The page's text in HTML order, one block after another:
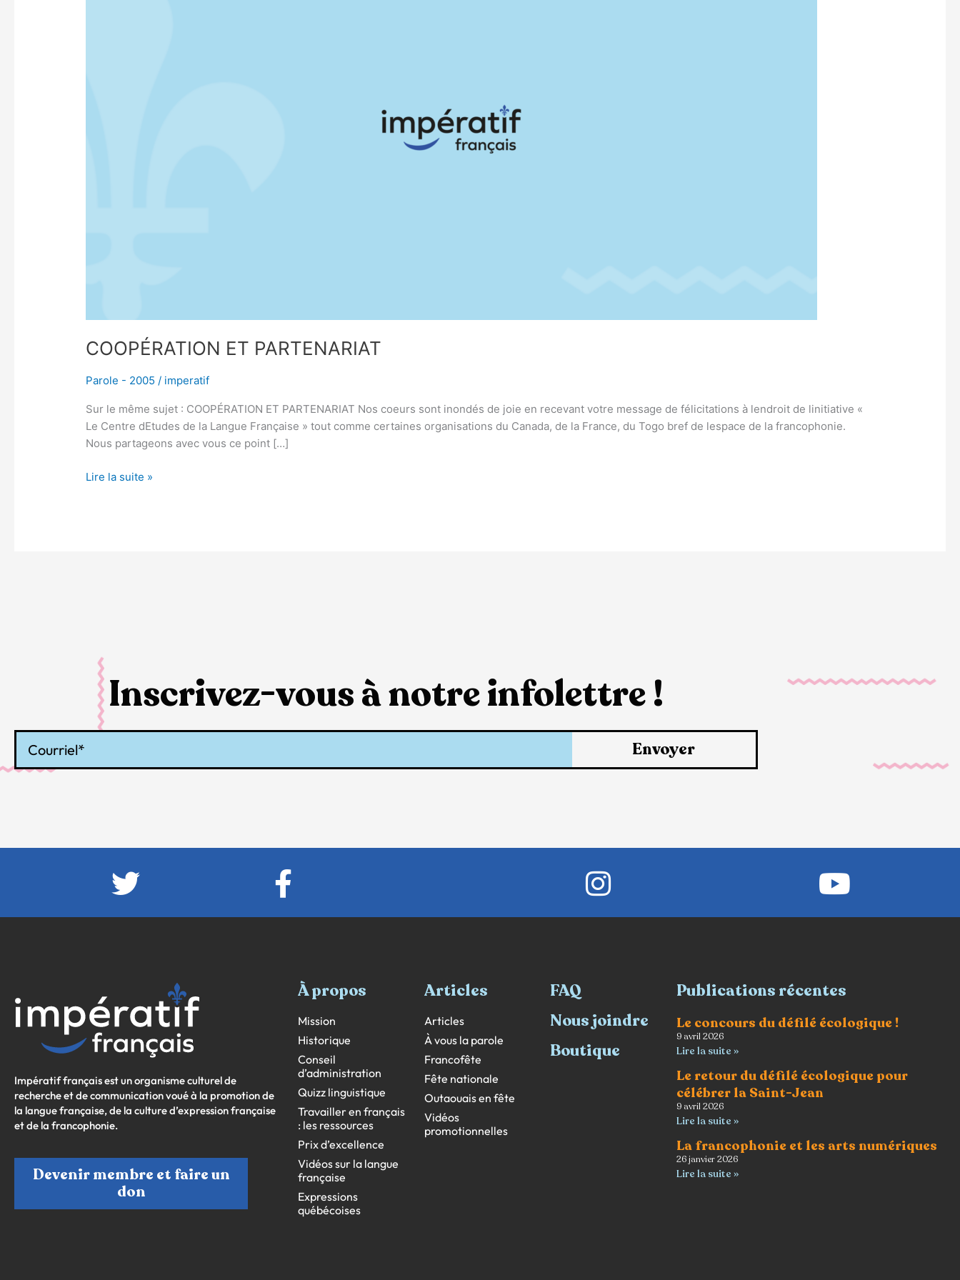
COOPÉRATION ET PARTENARIAT
Parole - 2005 / imperatif
Sur le même sujet : COOPÉRATION ET PARTENARIAT Nos coeurs sont inondés de joie en recevant votre message de félicitations à lendroit de linitiative «
Le Centre dEtudes de la Langue Française » tout comme certaines organisations du Canada, de la France, du Togo bref de lespace de la francophonie.
Nous partageons avec vous ce point […]
Lire la suite »
Inscrivez-vous à notre infolettre !
Envoyer
Impératif français est un organisme culturel de
recherche et de communication voué à la promotion de
la langue française, de la culture d’expression française
et de la francophonie.
Devenir membre et faire un
don
À propos
Mission
Historique
Conseil
d’administration
Quizz linguistique
Travailler en français
: les ressources
Prix d’excellence
Vidéos sur la langue
française
Expressions
québécoises
Articles
Articles
À vous la parole
Francofête
Fête nationale
Outaouais en fête
Vidéos
promotionnelles
FAQ
Nous joindre
Boutique
Publications récentes
Le concours du défilé écologique !
9 avril 2026
Lire la suite »
Le retour du défilé écologique pour
célébrer la Saint-Jean
9 avril 2026
Lire la suite »
La francophonie et les arts numériques
26 janvier 2026
Lire la suite »